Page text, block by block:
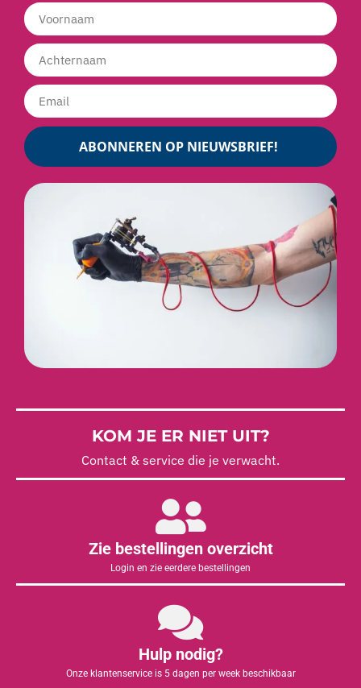
ABONNEREN OP NIEUWSBRIEF!
KOM JE ER NIET UIT?
Contact & service die je verwacht.
Zie bestellingen overzicht
Login en zie eerdere bestellingen
Hulp nodig?
Onze klantenservice is 5 dagen per week beschikbaar